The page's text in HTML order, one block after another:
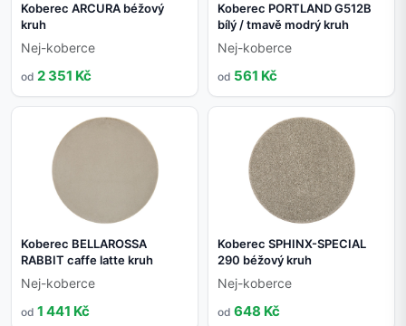
Koberec ARCURA béžový
kruh
Nej-koberce
od 2 351 Kč
Koberec PORTLAND G512B
bílý / tmavě modrý kruh
Nej-koberce
od 561 Kč
Koberec BELLAROSSA
RABBIT caffe latte kruh
Nej-koberce
od 1 441 Kč
Koberec SPHINX-SPECIAL
290 béžový kruh
Nej-koberce
od 648 Kč